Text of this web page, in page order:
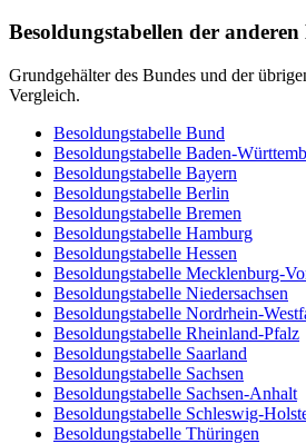
Besoldungstabellen der
Grundgehälter des Bundes und der
Vergleich.
Besoldungstabelle Bund
Besoldungstabelle Baden-
Besoldungstabelle Bayern
Besoldungstabelle Berlin
Besoldungstabelle Bremen
Besoldungstabelle Hamburg
Besoldungstabelle Hessen
Besoldungstabelle Mecklenburg-
Besoldungstabelle Niedersachsen
Besoldungstabelle Nordrhein-
Besoldungstabelle Rheinland-Pfalz
Besoldungstabelle Saarland
Besoldungstabelle Sachsen
Besoldungstabelle Sachsen-Anhalt
Besoldungstabelle Schleswig-
Besoldungstabelle Thüringen